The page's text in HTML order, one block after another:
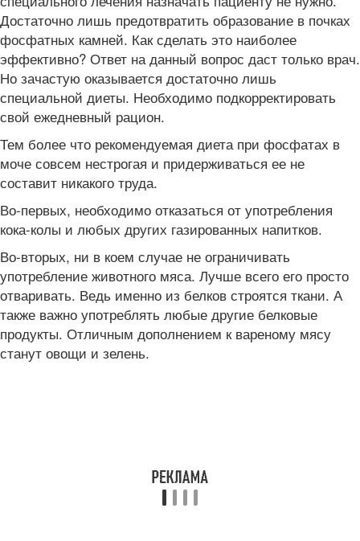
Достаточно лишь предотвратить образование в почках
фосфатных камней. Как сделать это наиболее
эффективно? Ответ на данный вопрос даст только врач.
Но зачастую оказывается достаточно лишь
специальной диеты. Необходимо подкорректировать
свой ежедневный рацион.
Тем более что рекомендуемая диета при фосфатах в
моче совсем нестрогая и придерживаться ее не
составит никакого труда.
Во-первых, необходимо отказаться от употребления
кока-колы и любых других газированных напитков.
Во-вторых, ни в коем случае не ограничивать
употребление животного мяса. Лучше всего его просто
отваривать. Ведь именно из белков строятся ткани. А
также важно употреблять любые другие белковые
продукты. Отличным дополнением к вареному мясу
станут овощи и зелень.